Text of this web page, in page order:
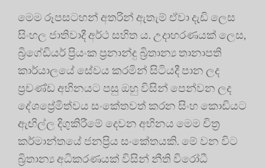
මෙම රූපසටහන් අතරින් ඇතැම් ඒවා දැඩි ලෙස
සිංහල ජාතිවාදී අර්ථ සහිත ය. උදාහරණයක් ලෙස,
බ්‍රිගේඩියර් ප්‍රියංක ප්‍රනාන්දු බ්‍රිතාන්‍ය තානාපති
කාර්යාලයේ සේවය කරමින් සිටියදී පාන ලද
ප්‍රචණ්ඩ අභිනයට පසු ඔහු විසින් පෙන්වන ලද
දේශප්‍රේමිත්වය සංකේතවත් කරන සිංහ කොඩියට
ඇඟිල්ල දිගුකිරීමේ දෙවන අභිනය මෙම චිත්‍ර
කර්මාන්තයේ ජනප්‍රිය සංකේතයකි. මේ වන විට
බ්‍රිතාන්‍ය අධිකරණයක් විසින් නීති විරෝධී